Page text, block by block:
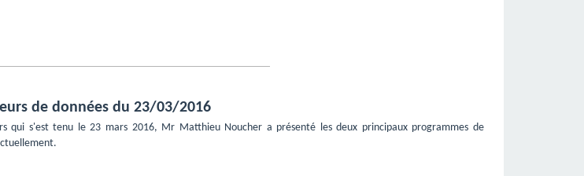
de données du 23/03/2016
qui s'est tenu le 23 mars 2016, Mr Matthieu Noucher a présenté les deux principaux programmes de